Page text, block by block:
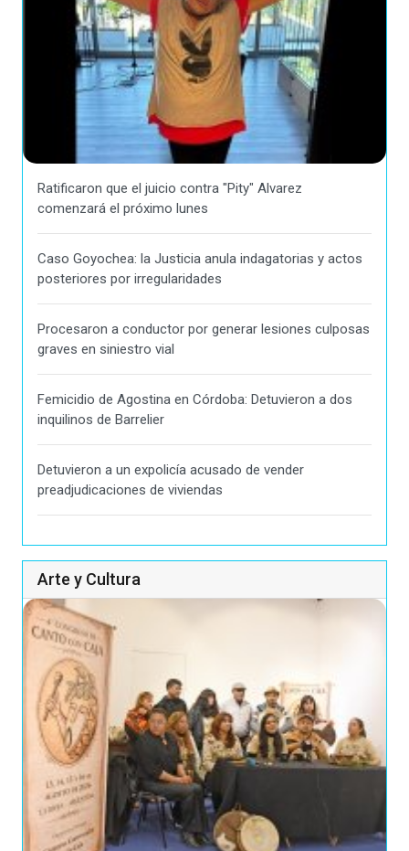
Ratificaron que el juicio contra "Pity" Alvarez
comenzará el próximo lunes
Caso Goyochea: la Justicia anula indagatorias y actos
posteriores por irregularidades
Procesaron a conductor por generar lesiones culposas
graves en siniestro vial
Femicidio de Agostina en Córdoba: Detuvieron a dos
inquilinos de Barrelier
Detuvieron a un expolicía acusado de vender
preadjudicaciones de viviendas
Arte y Cultura